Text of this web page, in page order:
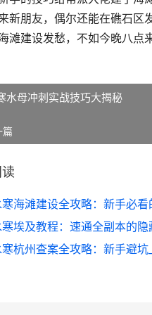
新朋友，偶尔还能在礁石
滩建设发愁，不如今晚八点
水母冲刺实战技巧大揭秘
篇
埃及教程：速通全副本的